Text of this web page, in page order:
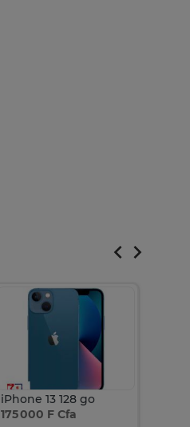
iPhone 13 128 go
175 000 F Cfa